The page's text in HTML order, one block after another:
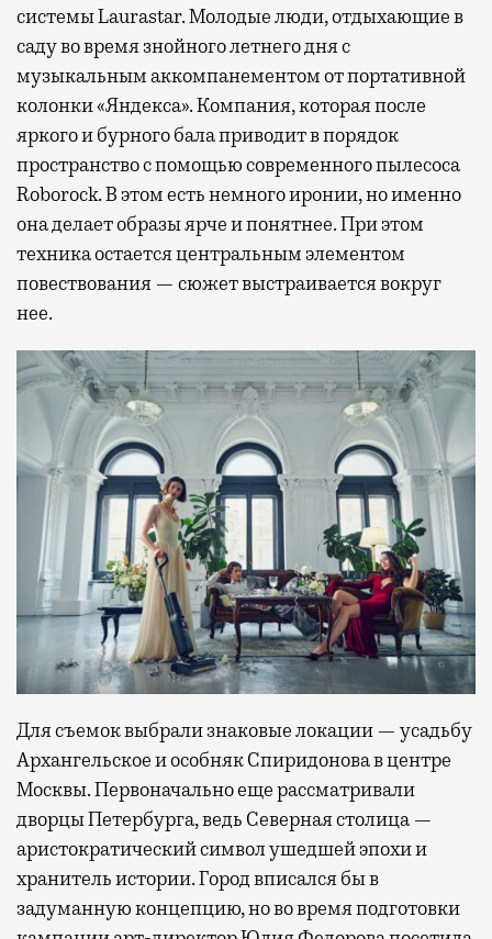
системы Laurastar. Молодые люди, отдыхающие в
саду во время знойного летнего дня с
музыкальным аккомпанементом от портативной
колонки «Яндекса». Компания, которая после
яркого и бурного бала приводит в порядок
пространство с помощью современного пылесоса
Roborock. В этом есть немного иронии, но именно
она делает образы ярче и понятнее. При этом
техника остается центральным элементом
повествования — сюжет выстраивается вокруг
нее.
Для съемок выбрали знаковые локации — усадьбу
Архангельское и особняк Спиридонова в центре
Москвы. Первоначально еще рассматривали
дворцы Петербурга, ведь Северная столица —
аристократический символ ушедшей эпохи и
хранитель истории. Город вписался бы в
задуманную концепцию, но во время подготовки